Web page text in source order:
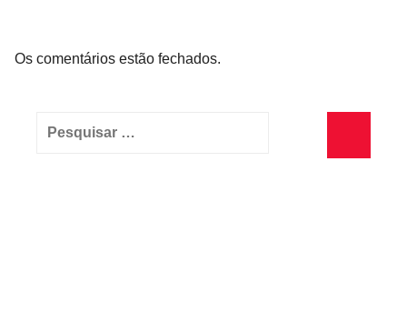
Os comentários estão fechados.
Pesquisar